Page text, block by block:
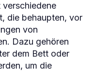
verschiedene
die behaupten, vor
von
Dazu gehören
dem Bett oder
um die